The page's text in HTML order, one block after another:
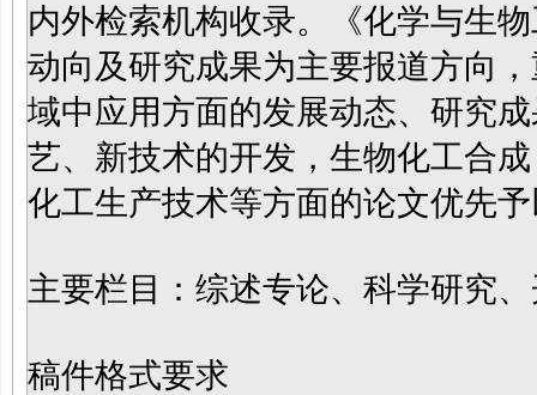
内外检索机构收录。《化学与生
动向及研究成果为主要报道方向
域中应用方面的发展动态、研究
艺、新技术的开发，生物化工合
化工生产技术等方面的论文优先
主要栏目：综述专论、科学研究
稿件格式要求